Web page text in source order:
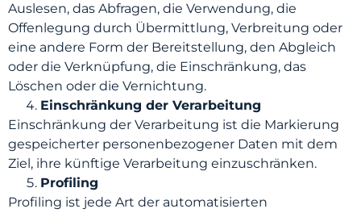
Auslesen, das Abfragen, die Verwendung, die
Offenlegung durch Übermittlung, Verbreitung oder
eine andere Form der Bereitstellung, den Abgleich
oder die Verknüpfung, die Einschränkung, das
Löschen oder die Vernichtung.
Einschränkung der Verarbeitung
Einschränkung der Verarbeitung ist die Markierung
gespeicherter personenbezogener Daten mit dem
Ziel, ihre künftige Verarbeitung einzuschränken.
Profiling
Profiling ist jede Art der automatisierten